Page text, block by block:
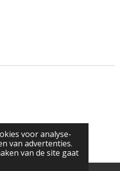
voor analyse-
van advertenties.
van de site gaat